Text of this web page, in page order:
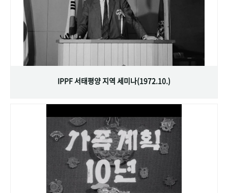
IPPF 서태평양 지역 세미나(1972.10.)